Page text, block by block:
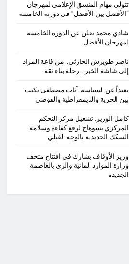
تتولى مهام المنسق الإعلامي لمهرجان
“الأفضل بين الأفضل” في دورته الخامسة
شادي محمد يعلن عن الدوره الخامسه
لمهرجان الأفضل
ناصر طويرش الحارثي.. من قاعة المزاد
إلى شاشة الخبر… رحلة بناء ثقة
بعيداً عن السياسة..آيات مصطفى تكتب:
بين الحرية والديمقراطية والفوضى
كامل الوزير: تشغيل مركز التحكم
المركزي بسوهاج لرفع كفاءة وسلامة
السكك الحديدية بالوجه القبلي
وزير الأوقاف يشارك في افتتاح متحف
وزارة الموارد المائية والري بالعاصمة
الجديدة